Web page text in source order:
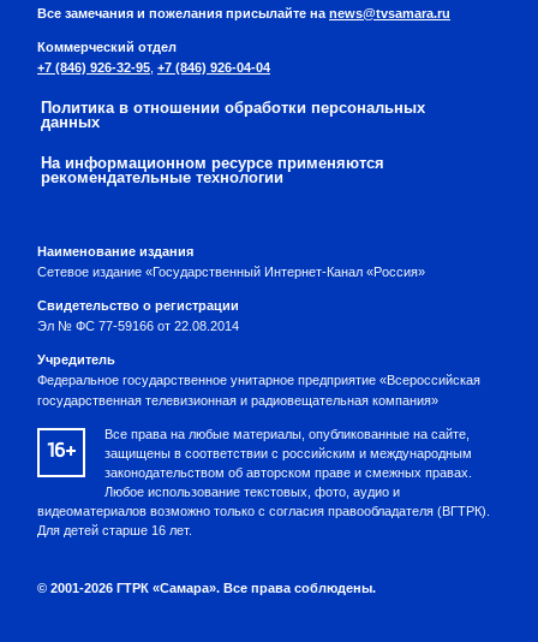
Все замечания и пожелания присылайте на news@tvsamara.ru
Коммерческий отдел
+7 (846) 926-32-95 +7 (846) 926-04-04
Политика в отношении обработки персональных
данных
На информационном ресурсе применяются
рекомендательные технологии
Наименование издания
Сетевое издание «Государственный Интернет-Канал «Россия»
Свидетельство о регистрации
Эл № ФС 77-59166 от 22.08.2014
Учредитель
Федеральное государственное унитарное предприятие «Всероссийская
государственная телевизионная и радиовещательная компания»
16+
Все права на любые материалы, опубликованные на сайте,
защищены в соответствии с российским и международным
законодательством об авторском праве и смежных правах.
Любое использование текстовых, фото, аудио и
видеоматериалов возможно только с согласия правообладателя (ВГТРК).
Для детей старше 16 лет.
© 2001-2026 ГТРК «Самара». Все права соблюдены.